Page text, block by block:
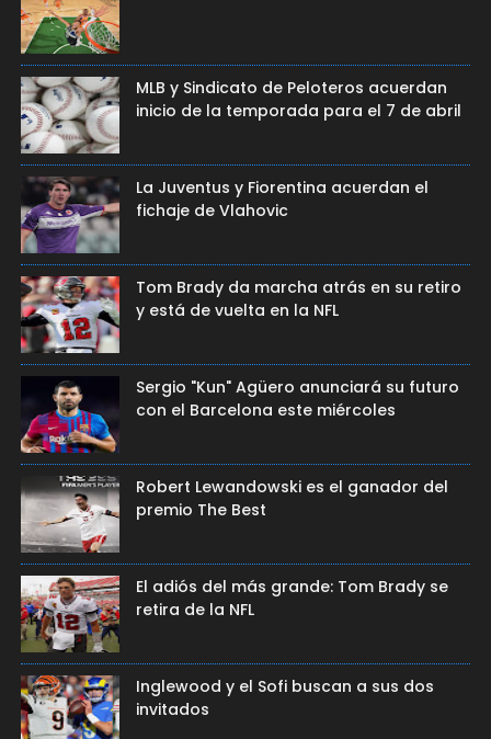
MLB y Sindicato de Peloteros acuerdan
inicio de la temporada para el 7 de abril
La Juventus y Fiorentina acuerdan el
fichaje de Vlahovic
Tom Brady da marcha atrás en su retiro
y está de vuelta en la NFL
Sergio "Kun" Agüero anunciará su futuro
con el Barcelona este miércoles
Robert Lewandowski es el ganador del
premio The Best
El adiós del más grande: Tom Brady se
retira de la NFL
Inglewood y el Sofi buscan a sus dos
invitados